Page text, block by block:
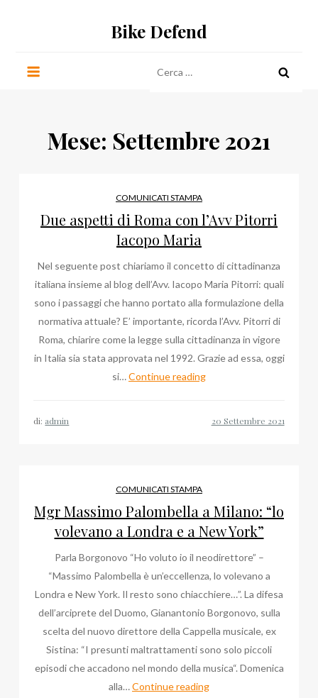
Bike Defend
per:
Mese: Settembre 2021
COMUNICATI STAMPA
Due aspetti di Roma con l’Avv Pitorri
Iacopo Maria
Nel seguente post chiariamo il concetto di cittadinanza
italiana insieme al blog dell’Avv. Iacopo Maria Pitorri: quali
sono i passaggi che hanno portato alla formulazione della
normativa attuale? E’ importante, ricorda l’Avv. Pitorri di
Roma, chiarire come la legge sulla cittadinanza in vigore
in Italia sia stata approvata nel 1992. Grazie ad essa, oggi
si…Continue readingDue
Iacopo
Maria
di: admin
COMUNICATI STAMPA
Mgr Massimo Palombella a Milano: “lo
volevano a Londra e a New York”
Parla Borgonovo “Ho voluto io il neodirettore” –
“Massimo Palombella è un’eccellenza, lo volevano a
Londra e New York. Il resto sono chiacchiere…”. La difesa
dell’arciprete del Duomo, Gianantonio Borgonovo, sulla
scelta del nuovo direttore della Cappella musicale, ex
Sistina: “I presunti maltrattamenti sono solo piccoli
episodi che accadono nel mondo della musica“. Domenica
alla…Continue readingMgr